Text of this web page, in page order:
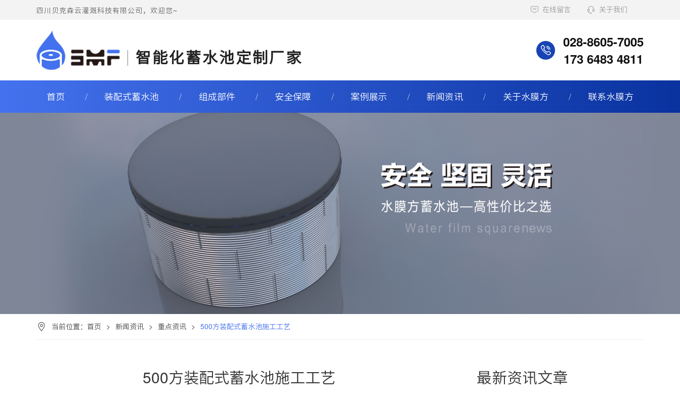
四川贝克森云灌溉科技有限公司，欢迎您~ 在线留言 关于我们
智能化蓄水池定制厂家
028-8605-7005
173 6483 4811
首页 装配式蓄水池 组成部件 安全保障 案例展示 新闻资讯 关于水膜方 联系水膜方
当前位置： 首页 > 新闻资讯 > 重点资讯 > 500方装配式蓄水池施工工艺
500方装配式蓄水池施工工艺 最新资讯文章